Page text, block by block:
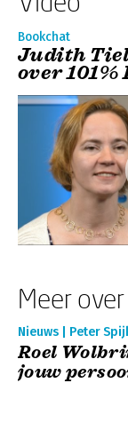
Bookchat
Judith
over 101%
Meer
Nieuws | Peter
Roel
jouw